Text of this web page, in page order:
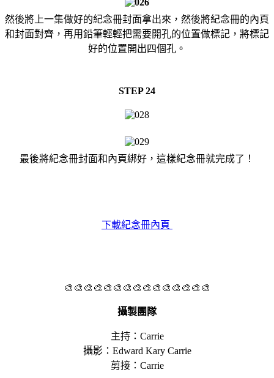
然後將上一集做好的紀念冊封面拿出來，然後將紀念冊的內頁
和封面對齊，再用鉛筆輕輕把需要開孔的位置做標記，將標記
好的位置開出四個孔。
STEP 24
最後將紀念冊封面和內頁綁好，這樣紀念冊就完成了！
下載紀念冊內頁
🎨🎨🎨🎨🎨🎨🎨🎨🎨🎨🎨🎨🎨🎨🎨
攝製團隊
主持：Carrie
攝影：Edward Kary Carrie
剪接：Carrie